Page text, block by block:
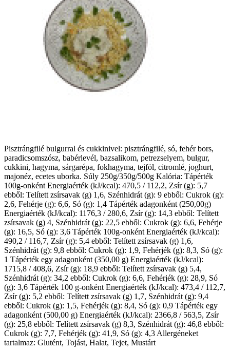
Pisztrángfilé bulgurral és cukkinivel: pisztrángfilé, só, fehér bors,
paradicsomszósz, babérlevél, bazsalikom, petrezselyem, bulgur,
cukkini, hagyma, sárgarépa, fokhagyma, tejföl, citromlé, joghurt,
majonéz, ecetes uborka. Súly 250g/350g/500g Kalória: Tápérték
100g-onként Energiaérték (kJ/kcal): 470,5 / 112,2, Zsír (g): 5,7
ebből: Telített zsírsavak (g) 1,6, Szénhidrát (g): 9 ebből: Cukrok (g):
2,6, Fehérje (g): 6,6, Só (g): 1,4 Tápérték adagonként (250,00g)
Energiaérték (kJ/kcal): 1176,3 / 280,6, Zsír (g): 14,3 ebből: Telített
zsírsavak (g) 4, Szénhidrát (g): 22,5 ebből: Cukrok (g): 6,6, Fehérje
(g): 16,5, Só (g): 3,6 Tápérték 100g-onként Energiaérték (kJ/kcal):
490,2 / 116,7, Zsír (g): 5,4 ebből: Telített zsírsavak (g) 1,6,
Szénhidrát (g): 9,8 ebből: Cukrok (g): 1,9, Fehérjék (g): 8,3, Só (g):
1 Tápérték egy adagonként (350,00 g) Energiaérték (kJ/kcal):
1715,8 / 408,6, Zsír (g): 18,9 ebből: Telített zsírsavak (g) 5,4,
Szénhidrát (g): 34,2 ebből: Cukrok (g): 6,6, Fehérjék (g): 28,9, Só
(g): 3,6 Tápérték 100 g-onként Energiaérték (kJ/kcal): 473,4 / 112,7,
Zsír (g): 5,2 ebből: Telített zsírsavak (g) 1,7, Szénhidrát (g): 9,4
ebből: Cukrok (g): 1,5, Fehérjék (g): 8,4, Só (g): 0,9 Tápérték egy
adagonként (500,00 g) Energiaérték (kJ/kcal): 2366,8 / 563,5, Zsír
(g): 25,8 ebből: Telített zsírsavak (g) 8,3, Szénhidrát (g): 46,8 ebből:
Cukrok (g): 7,7, Fehérjék (g): 41,9, Só (g): 4,3 Allergéneket
tartalmaz: Glutént, Tojást, Halat, Tejet, Mustárt